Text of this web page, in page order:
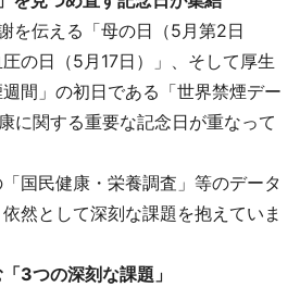
を伝える「母の日（5月第2日
の日（5月17日）」、そして厚生
間」の初日である「世界禁煙デー
に関する重要な記念日が重なって
国民健康・栄養調査」等のデータ
然として深刻な課題を抱えていま
3つの深刻な課題」